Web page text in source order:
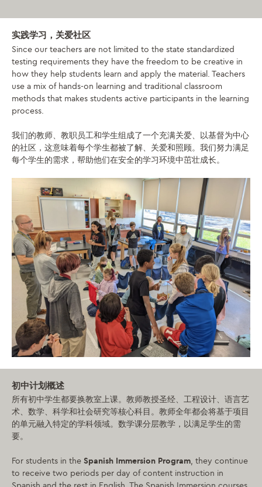
实践学习，关爱社区
Since our teachers are not limited to the state standardized
testing requirements they have the freedom to be creative in
how they help students learn and apply the material. Teachers
use a mix of hands-on learning and traditional classroom
methods that makes students active participants in the learning
process.
我们的教师、教职员工和学生组成了一个充满关爱、以基督为中心
的社区，这意味着每个学生都被了解、关爱和照顾。我们努力满足
每个学生的需求，帮助他们在安全的学习环境中茁壮成长。
初中计划概述
所有初中学生都要换教室上课。教师教授圣经、工程设计、语言艺
术、数学、科学和社会研究等核心科目。教师全年都会将基于项目
的单元融入特定的学科领域。数学课分层教学，以满足学生的需
要。
For students in the Spanish Immersion Program, they continue
to receive two periods per day of content instruction in